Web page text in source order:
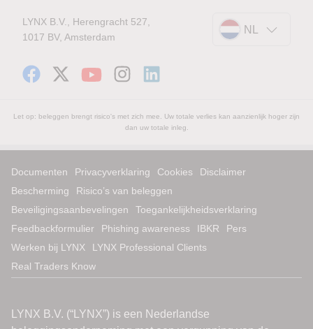
LYNX B.V., Herengracht 527,
1017 BV, Amsterdam
NL
Let op: beleggen brengt risico's met zich mee. Uw totale verlies kan aanzienlijk hoger zijn
dan uw totale inleg.
Documenten Privacyverklaring Cookies
Disclaimer
Bescherming
Risico’s van beleggen
Beveiligingsaanbevelingen
Toegankelijkheidsverklaring
Feedbackformulier
Phishing awareness IBKR
Pers
Werken bij LYNX
LYNX Professional Clients
Real Traders Know